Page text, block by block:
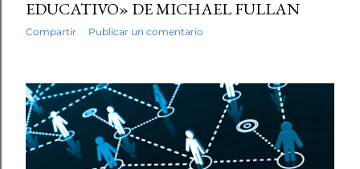
EDUCATIVO» DE MICHAEL FULLAN
Compartir Publicar un comentario